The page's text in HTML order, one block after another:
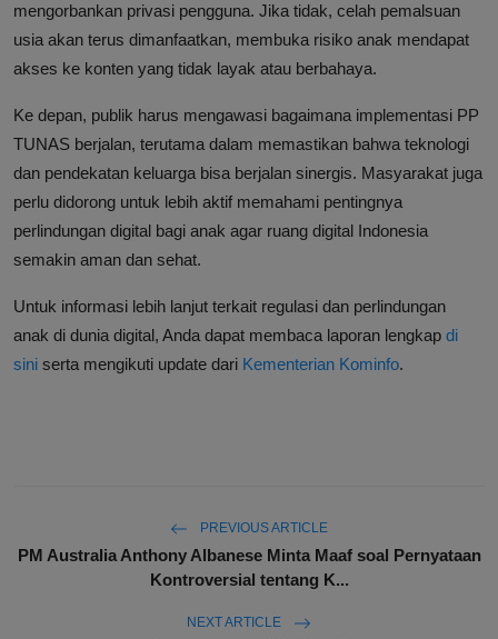
mengorbankan privasi pengguna. Jika tidak, celah pemalsuan
usia akan terus dimanfaatkan, membuka risiko anak mendapat
akses ke konten yang tidak layak atau berbahaya.
Ke depan, publik harus mengawasi bagaimana implementasi PP
TUNAS berjalan, terutama dalam memastikan bahwa teknologi
dan pendekatan keluarga bisa berjalan sinergis. Masyarakat juga
perlu didorong untuk lebih aktif memahami pentingnya
perlindungan digital bagi anak agar ruang digital Indonesia
semakin aman dan sehat.
Untuk informasi lebih lanjut terkait regulasi dan perlindungan
anak di dunia digital, Anda dapat membaca laporan lengkap di
sini serta mengikuti update dari Kementerian Kominfo.
PREVIOUS ARTICLE
PM Australia Anthony Albanese Minta Maaf soal Pernyataan
Kontroversial tentang K...
NEXT ARTICLE